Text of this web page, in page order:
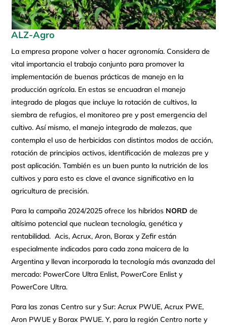
ALZ-Agro
La empresa propone volver a hacer agronomía. Considera de
vital importancia el trabajo conjunto para promover la
implementación de buenas prácticas de manejo en la
producción agrícola. En estas se encuadran el manejo
integrado de plagas que incluye la rotación de cultivos, la
siembra de refugios, el monitoreo pre y post emergencia del
cultivo. Así mismo, el manejo integrado de malezas, que
contempla el uso de herbicidas con distintos modos de acción,
rotación de principios activos, identificación de malezas pre y
post aplicación. También es un buen punto la nutrición de los
cultivos y para esto es clave el avance significativo en la
agricultura de precisión.
Para la campaña 2024/2025 ofrece los híbridos NORD de
altísimo potencial que nuclean tecnología, genética y
rentabilidad. Acis, Acrux, Aron, Borax y Zefir están
especialmente indicados para cada zona maicera de la
Argentina y llevan incorporada la tecnología más avanzada del
mercado: PowerCore Ultra Enlist, PowerCore Enlist y
PowerCore Ultra.
Para las zonas Centro sur y Sur: Acrux PWUE, Acrux PWE,
Aron PWUE y Borax PWUE. Y, para la región Centro norte y